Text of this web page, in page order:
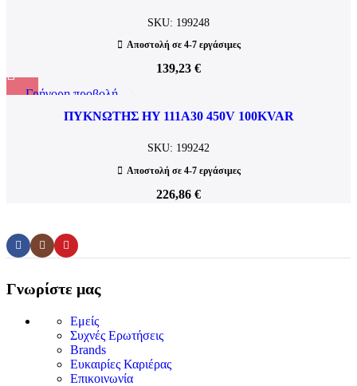
SKU: 199248
Αποστολή σε 4-7 εργάσιμες
139,23 €
Γρήγορη προβολή
Προσθήκη σε αγαπημένα
ΠΥΚΝΩΤΗΣ HY 111A30 450V 100KVAR
SKU: 199242
Αποστολή σε 4-7 εργάσιμες
226,86 €
Γνωρίστε μας
Εμείς
Συχνές Ερωτήσεις
Brands
Ευκαιρίες Καριέρας
Επικοινωνία